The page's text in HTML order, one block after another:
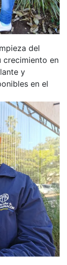
del
crecimiento en
y
en el